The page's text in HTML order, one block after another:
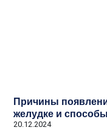
Причины
желудке и
20.12.2024